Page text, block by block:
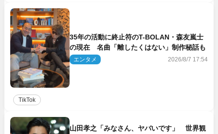
35年の活動に終止符のT-BOLAN・森友嵐士
の現在 名曲「離したくはない」制作秘話も
エンタメ 2026/8/7 17:54
TikTok
山田孝之「みなさん、ヤバいです」 世界観